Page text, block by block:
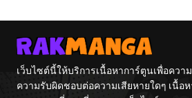
เว็บไซต์นี้ให้บริการเนื้อหาการ์ตูนเพื่อควา
ความรับผิดชอบต่อความเสียหายใดๆ เนื้อ